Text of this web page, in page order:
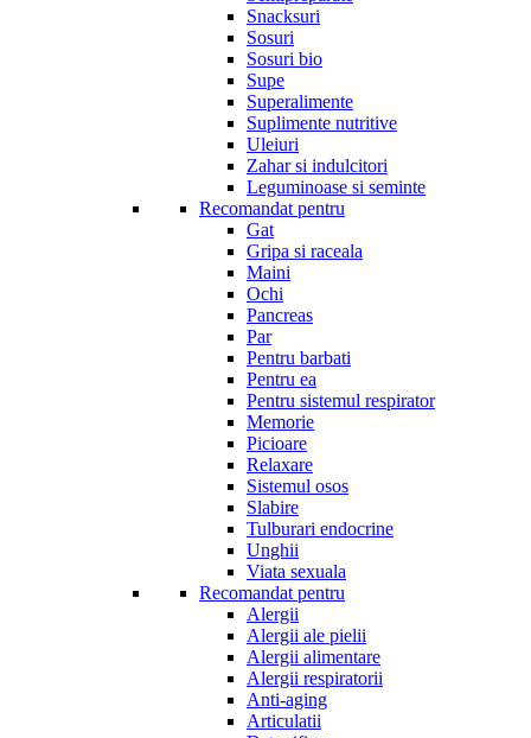
Snacksuri
Sosuri
Sosuri bio
Supe
Superalimente
Suplimente nutritive
Uleiuri
Zahar si indulcitori
Leguminoase si seminte
Recomandat pentru
Gat
Gripa si raceala
Maini
Ochi
Pancreas
Par
Pentru barbati
Pentru ea
Pentru sistemul respirator
Memorie
Picioare
Relaxare
Sistemul osos
Slabire
Tulburari endocrine
Unghii
Viata sexuala
Recomandat pentru
Alergii
Alergii ale pielii
Alergii alimentare
Alergii respiratorii
Anti-aging
Articulatii